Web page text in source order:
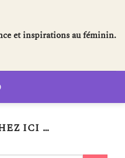
et inspirations au féminin.
ICI …